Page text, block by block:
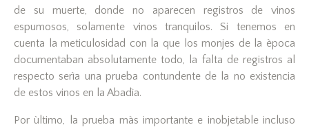
de su muerte, donde no aparecen registros de vinos
espumosos, solamente vinos tranquilos. Si tenemos en
cuenta la meticulosidad con la que los monjes de la època
documentaban absolutamente todo, la falta de registros al
respecto serìa una prueba contundente de la no existencia
de estos vinos en la Abadìa.
Por ùltimo, la prueba màs importante e inobjetable incluso